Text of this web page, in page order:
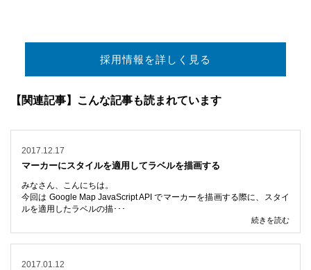
採用情報を詳しく見る
【関連記事】こんな記事も読まれています
2017.12.17
マーカーにスタイルを適用してラベルを描画する
みなさん、こんにちは。
今回は Google Map JavaScript API でマーカーを描画する際に、スタイ
ルを適用したラベルの描･･･
続きを読む
2017.01.12